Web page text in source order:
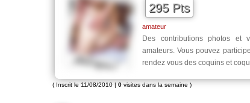
295 Pts
amateur
Des contributions photos et
amateurs. Vous pouvez
rendez vous des coquins et
( Inscrit le 11/08/2010 | 0 visites dans la semaine )